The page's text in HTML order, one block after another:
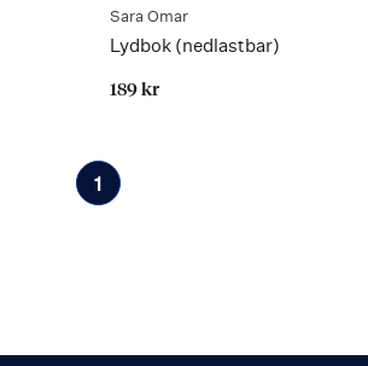
Sara Omar
Lydbok (nedlastbar)
189 kr
1